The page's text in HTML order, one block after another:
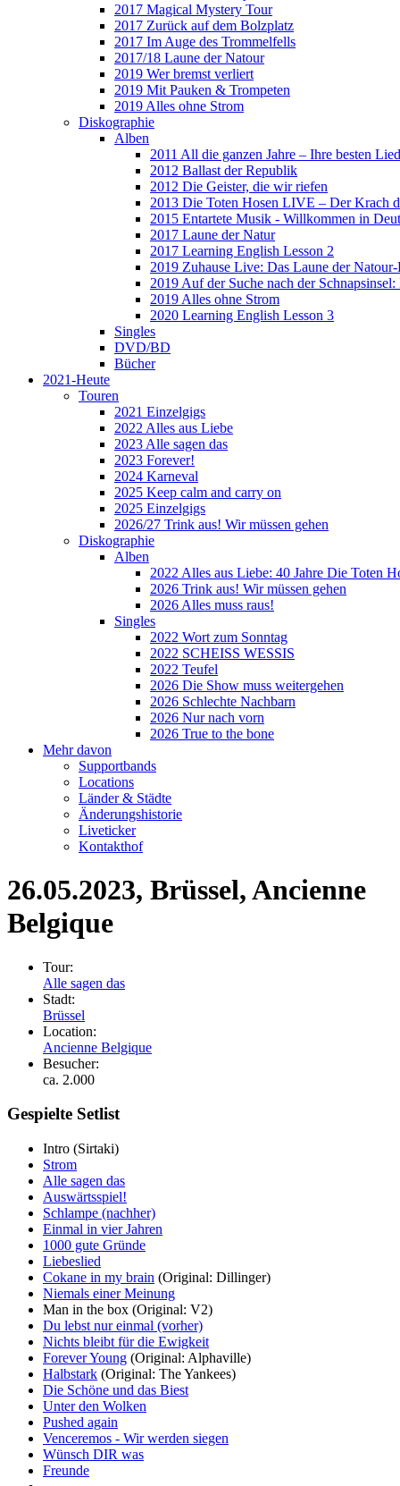
2017 Magical Mystery Tour
2017 Zurück auf dem Bolzplatz
2017 Im Auge des Trommelfells
2017/18 Laune der Natour
2019 Wer bremst verliert
2019 Mit Pauken & Trompeten
2019 Alles ohne Strom
Diskographie
Alben
2011 All die ganzen Jahre – Ihre besten
2012 Ballast der Republik
2012 Die Geister, die wir riefen
2013 Die Toten Hosen LIVE – Der Krach
2015 Entartete Musik - Willkommen in
2017 Laune der Natur
2017 Learning English Lesson 2
2019 Zuhause Live: Das Laune der
2019 Auf der Suche nach der
2019 Alles ohne Strom
2020 Learning English Lesson 3
Singles
DVD/BD
Bücher
2021-Heute
Touren
2021 Einzelgigs
2022 Alles aus Liebe
2023 Alle sagen das
2023 Forever!
2024 Karneval
2025 Keep calm and carry on
2025 Einzelgigs
2026/27 Trink aus! Wir müssen gehen
Diskographie
Alben
2022 Alles aus Liebe: 40 Jahre Die Toten
2026 Trink aus! Wir müssen gehen
2026 Alles muss raus!
Singles
2022 Wort zum Sonntag
2022 SCHEISS WESSIS
2022 Teufel
2026 Die Show muss weitergehen
2026 Schlechte Nachbarn
2026 Nur nach vorn
2026 True to the bone
Mehr davon
Supportbands
Locations
Länder & Städte
Änderungshistorie
Liveticker
Kontakthof
26.05.2023, Brüssel, Ancienne
Belgique
Tour:
Alle sagen das
Stadt:
Brüssel
Location:
Ancienne Belgique
Besucher:
ca. 2.000
Gespielte Setlist
Intro (Sirtaki)
Strom
Alle sagen das
Auswärtsspiel!
Schlampe (nachher)
Einmal in vier Jahren
1000 gute Gründe
Liebeslied
Cokane in my brain (Original: Dillinger)
Niemals einer Meinung
Man in the box (Original: V2)
Du lebst nur einmal (vorher)
Nichts bleibt für die Ewigkeit
Forever Young (Original: Alphaville)
Halbstark (Original: The Yankees)
Die Schöne und das Biest
Unter den Wolken
Pushed again
Venceremos - Wir werden siegen
Wünsch DIR was
Freunde